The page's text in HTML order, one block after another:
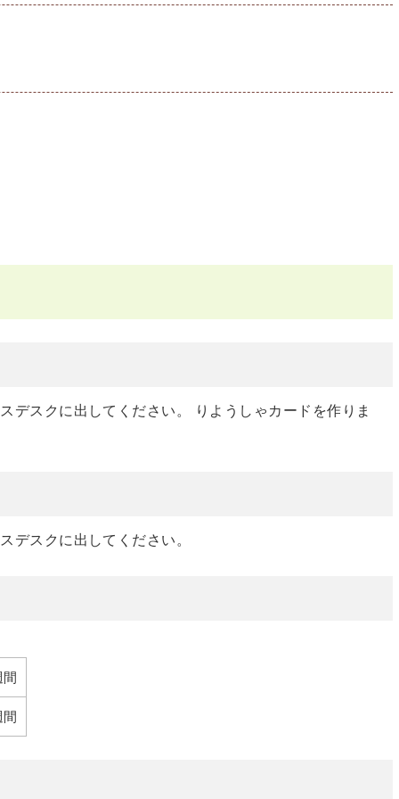
デスクに出してください。 りようしゃカードを作りま
デスクに出してください。
間
間